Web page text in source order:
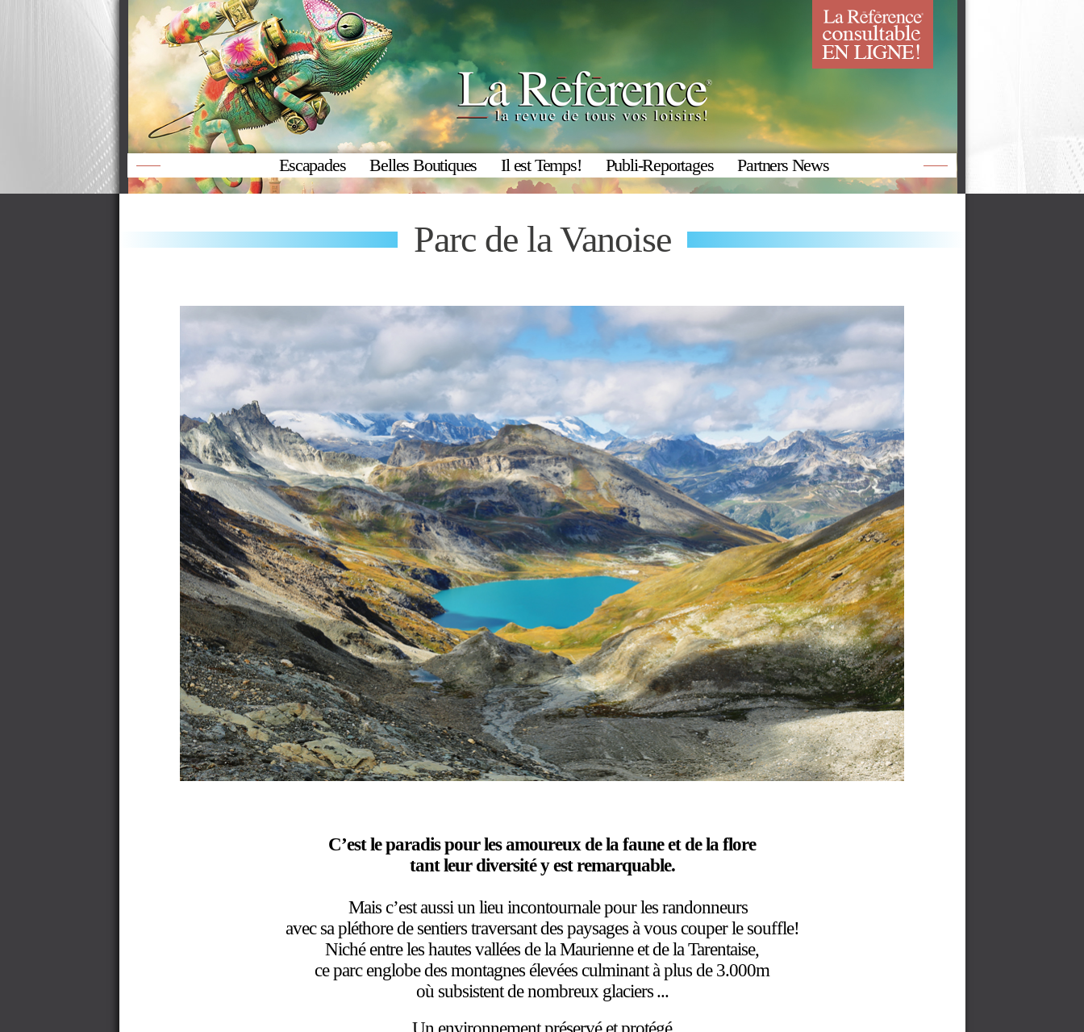
Escapades Belles Boutiques Il est Temps! Publi-Reportages Partners News
Parc de la Vanoise
C’est le paradis pour les amoureux de la faune et de la flore
tant leur diversité y est remarquable.
Mais c’est aussi un lieu incontournale pour les randonneurs
avec sa pléthore de sentiers traversant des paysages à vous couper le souffle!
Niché entre les hautes vallées de la Maurienne et de la Tarentaise,
ce parc englobe des montagnes élevées culminant à plus de 3.000m
où subsistent de nombreux glaciers ...